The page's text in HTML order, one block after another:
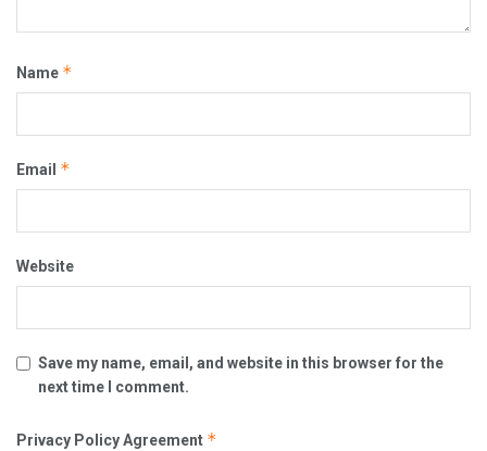
Name *
Email *
Website
Save my name, email, and website in this browser for the
next time I comment.
Privacy Policy Agreement *